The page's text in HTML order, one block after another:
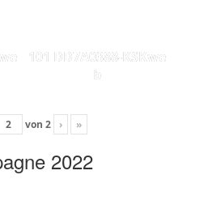
101 DD7A0388-KSKwe
b
von 2 › »
2022